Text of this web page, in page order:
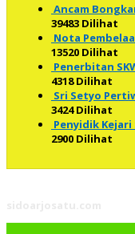
Ancam
39483 Dilihat
Nota
13520 Dilihat
Penerbitan
4318 Dilihat
Sri Setyo
3424 Dilihat
Penyidik Kejari
2900 Dilihat